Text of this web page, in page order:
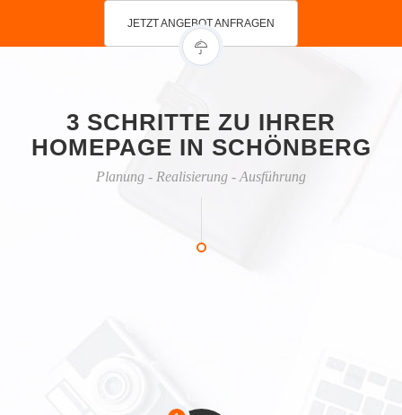
JETZT ANGEBOT ANFRAGEN
3 SCHRITTE ZU IHRER
HOMEPAGE IN SCHÖNBERG
Planung - Realisierung - Ausführung